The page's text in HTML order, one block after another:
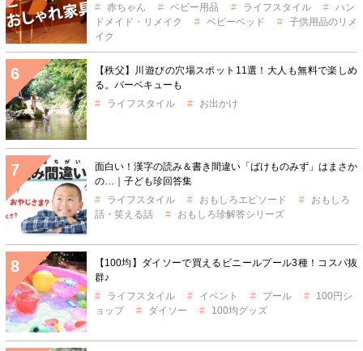
赤ちゃん
ベビー用品 ライフスタイル
ハン
ドメイド・リメイク
ベビーベッド
子供用品のリメ
イク
【秩父】川遊びの穴場スポット11選！大人も無料で楽しめ
る。バーベキューも
ライフスタイル
お出かけ
面白い！漢字の読み＆書き間違い「ばけものみず」はまさか
の…｜子ども珍回答集
ライフスタイル
おもしろエピソード
おもしろ
話・笑える話
おもしろ珍解答シリーズ
【100均】ダイソーで買えるビニールプール3種！コスパ抜
群♪
ライフスタイル
イベント プール
100円シ
ョップ
ダイソー 100均グッズ